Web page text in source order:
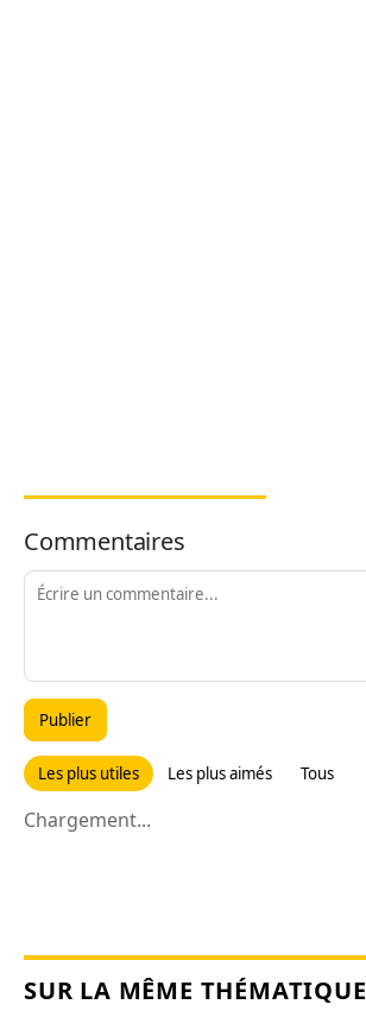
Commentaires
Publier
Les plus utiles Les plus aimés Tous
Chargement...
SUR LA MÊME THÉMATIQUE